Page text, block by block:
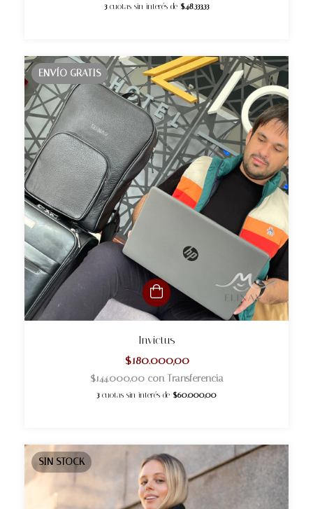
3 cuotas sin interés de $48.333,33
ENVÍO GRATIS
Invictus
$180.000,00
$144.000,00 con Transferencia
3 cuotas sin interés de $60.000,00
SIN STOCK